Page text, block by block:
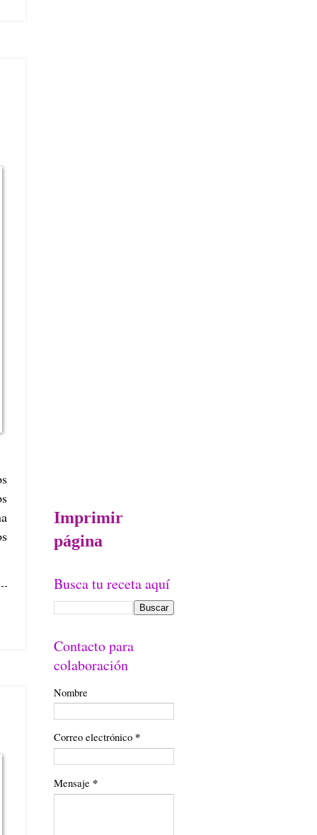
Imprimir
página
Busca tu receta aquí
Contacto para
colaboración
Nombre
Correo electrónico *
Mensaje *